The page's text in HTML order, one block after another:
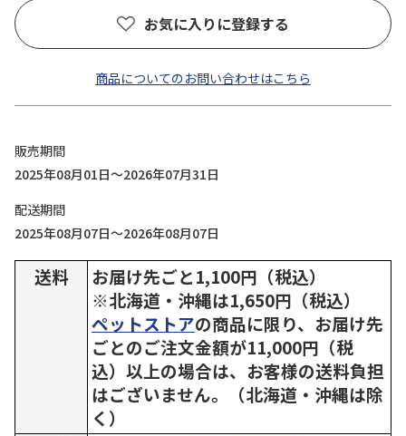
お気に入りに登録する
商品についてのお問い合わせはこちら
販売期間
2025年08月01日～2026年07月31日
配送期間
2025年08月07日～2026年08月07日
送料
お届け先ごと1,100円（税込）
※北海道・沖縄は1,650円（税込）
ペットストアの商品に限り、お届け先
ごとのご注文金額が11,000円（税
込）以上の場合は、お客様の送料負担
はございません。（北海道・沖縄は除
く）